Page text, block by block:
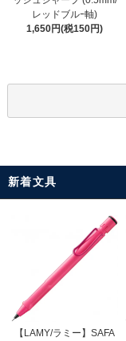
レッドブルｰ軸)
1,650円(税150円)
新着文具
【LAMY/ラミー】SAFA